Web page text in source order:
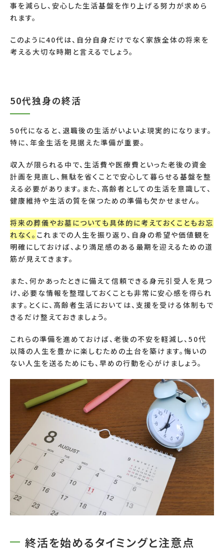
事を減らし、安心した生活基盤を作り上げる努力が求めら
れます。
このように40代は、自分自身だけでなく家族全体の将来を
考える大切な時期と言えるでしょう。
50代独身の終活
50代になると、退職後の生活がいよいよ現実的になります。
特に、年金生活を見据えた準備が重要。
収入が限られる中で、生活費や医療費といった老後の資金
計画を見直し、無駄を省くことで安心して暮らせる基盤を整
える必要があります。また、高齢者としての生活を意識して、
健康維持や生活の質を保つための準備も欠かせません。
将来の葬儀やお墓についても具体的に考えておくこともお忘
れなく。 これまでの人生を振り返り、自身の希望や価値観を
明確にしておけば、より満足感のある最期を迎えるための道
筋が見えてきます。
また、何かあったときに備えて信頼できる身元引受人を見つ
け、必要な情報を整理しておくことも非常に安心感を得られ
ます。とくに、高齢者生活においては、支援を受ける体制もで
きるだけ整えておきましょう。
これらの準備を進めておけば、老後の不安を軽減し、50代
以降の人生を豊かに楽しむための土台を築けます。悔いの
ない人生を送るためにも、早めの行動を心がけましょう。
終活を始めるタイミングと注意点